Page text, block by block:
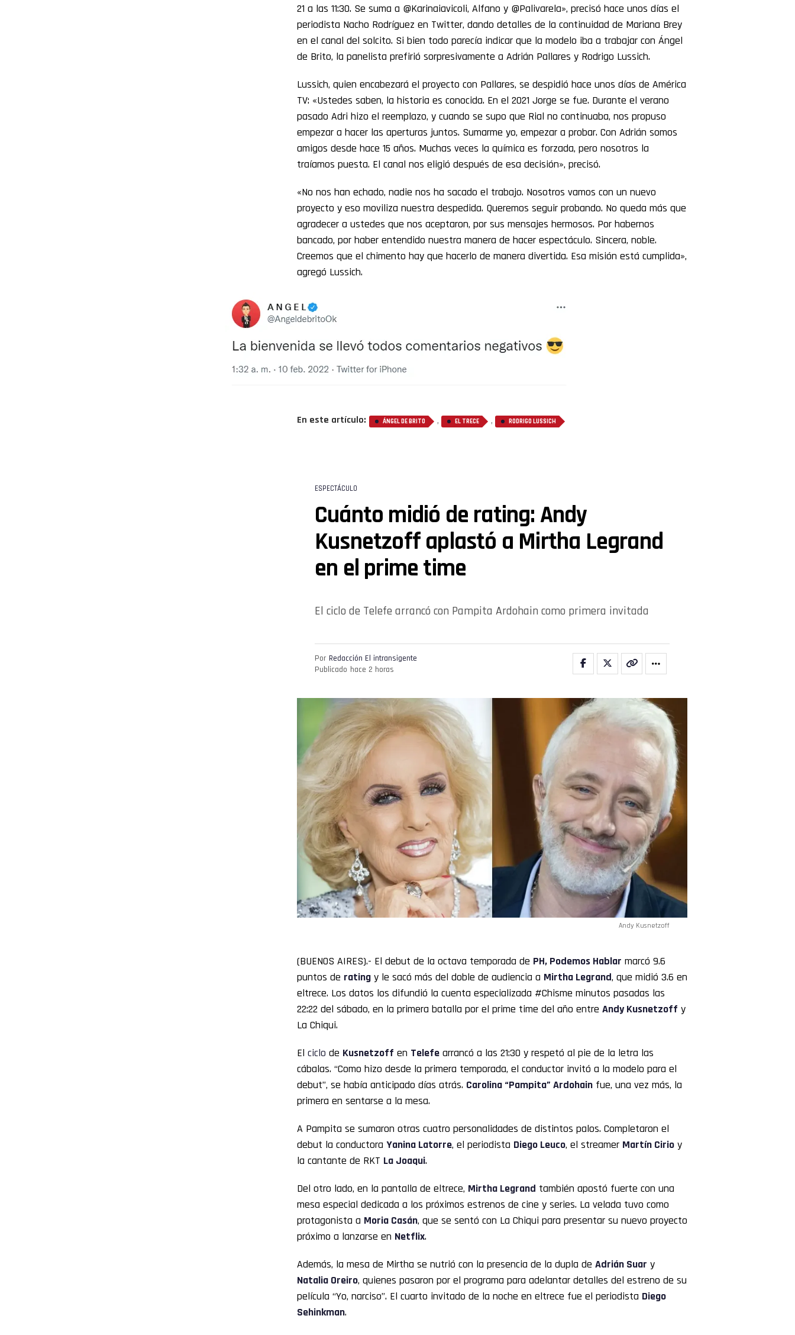
21 a las 11:30. Se suma a @Karinaiavicoli, Alfano y @Palivarela», precisó hace unos días el
periodista Nacho Rodríguez en Twitter, dando detalles de la continuidad de Mariana Brey
en el canal del solcito. Si bien todo parecía indicar que la modelo iba a trabajar con Ángel
de Brito, la panelista prefirió sorpresivamente a Adrián Pallares y Rodrigo Lussich.
Lussich, quien encabezará el proyecto con Pallares, se despidió hace unos días de América
TV: «Ustedes saben, la historia es conocida. En el 2021 Jorge se fue. Durante el verano
pasado Adri hizo el reemplazo, y cuando se supo que Rial no continuaba, nos propuso
empezar a hacer las aperturas juntos. Sumarme yo, empezar a probar. Con Adrián somos
amigos desde hace 15 años. Muchas veces la química es forzada, pero nosotros la
traíamos puesta. El canal nos eligió después de esa decisión», precisó.
«No nos han echado, nadie nos ha sacado el trabajo. Nosotros vamos con un nuevo
proyecto y eso moviliza nuestra despedida. Queremos seguir probando. No queda más que
agradecer a ustedes que nos aceptaron, por sus mensajes hermosos. Por habernos
bancado, por haber entendido nuestra manera de hacer espectáculo. Sincera, noble.
Creemos que el chimento hay que hacerlo de manera divertida. Esa misión está cumplida»,
agregó Lussich.
En este artículo: ÁNGEL DE BRITO , EL TRECE , RODRIGO LUSSICH
ESPECTÁCULO
Cuánto midió de rating: Andy
Kusnetzoff aplastó a Mirtha Legrand
en el prime time
El ciclo de Telefe arrancó con Pampita Ardohain como primera invitada
Por Redacción El intransigente
Publicado hace 2 horas
Andy Kusnetzoff
(BUENOS AIRES).- El debut de la octava temporada de PH, Podemos Hablar marcó 9.6
puntos de rating y le sacó más del doble de audiencia a Mirtha Legrand, que midió 3.6 en
eltrece. Los datos los difundió la cuenta especializada #Chisme minutos pasadas las
22:22 del sábado, en la primera batalla por el prime time del año entre Andy Kusnetzoff y
La Chiqui.
El ciclo de Kusnetzoff en Telefe arrancó a las 21:30 y respetó al pie de la letra las
cábalas. “Como hizo desde la primera temporada, el conductor invitó a la modelo para el
debut”, se había anticipado días atrás. Carolina “Pampita” Ardohain fue, una vez más, la
primera en sentarse a la mesa.
A Pampita se sumaron otras cuatro personalidades de distintos palos. Completaron el
debut la conductora Yanina Latorre, el periodista Diego Leuco, el streamer Martín Cirio y
la cantante de RKT La Joaqui.
Del otro lado, en la pantalla de eltrece, Mirtha Legrand también apostó fuerte con una
mesa especial dedicada a los próximos estrenos de cine y series. La velada tuvo como
protagonista a Moria Casán, que se sentó con La Chiqui para presentar su nuevo proyecto
próximo a lanzarse en Netflix.
Además, la mesa de Mirtha se nutrió con la presencia de la dupla de Adrián Suar y
Natalia Oreiro, quienes pasaron por el programa para adelantar detalles del estreno de su
película “Yo, narciso”. El cuarto invitado de la noche en eltrece fue el periodista Diego
Sehinkman.